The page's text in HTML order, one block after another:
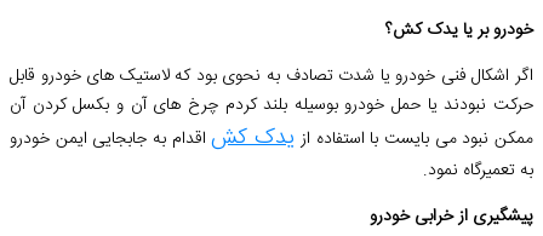
خودرو بر یا یدک کش؟
اگر اشکال فنی خودرو یا شدت تصادف به نحوی بود که لاستیک های خودرو قابل
حرکت نبودند یا حمل خودرو بوسیله بلند کردم چرخ های آن و بکسل کردن آن
ممکن نبود می بایست با استفاده از یدک کشاقدام به جابجایی ایمن خودرو
به تعمیرگاه نمود.
پیشگیری از خرابی خودرو